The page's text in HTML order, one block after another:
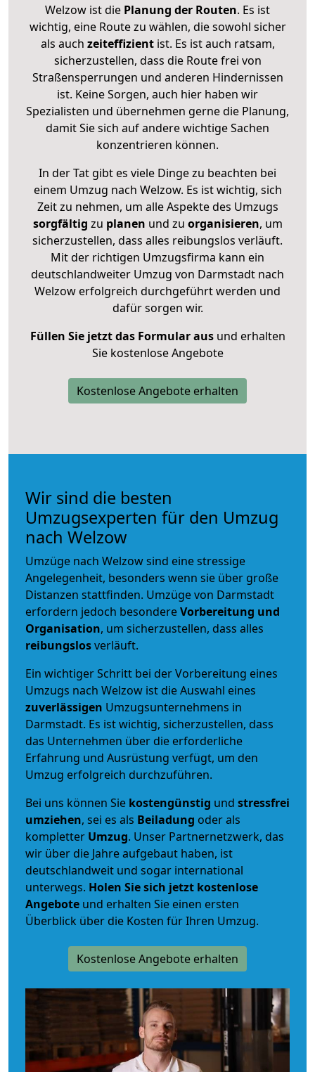
Welzow ist die Planung der Routen. Es ist
wichtig, eine Route zu wählen, die sowohl sicher
als auch zeiteffizientist. Es ist auch ratsam,
sicherzustellen, dass die Route frei von
Straßensperrungen und anderen Hindernissen
ist. Keine Sorgen, auch hier haben wir
Spezialisten und übernehmen gerne die Planung,
damit Sie sich auf andere wichtige Sachen
konzentrieren können.
In der Tat gibt es viele Dinge zu beachten bei
einem Umzug nach Welzow. Es ist wichtig, sich
Zeit zu nehmen, um alle Aspekte des Umzugs
sorgfältig zu planen und zu organisieren, um
sicherzustellen, dass alles reibungslos verläuft.
Mit der richtigen Umzugsfirma kann ein
deutschlandweiter Umzug von Darmstadt nach
Welzow erfolgreich durchgeführt werden und
dafür sorgen wir.
Füllen Sie jetzt das Formular ausund erhalten
Sie kostenlose Angebote
Kostenlose Angebote erhalten
Wir sind die besten
Umzugsexperten für den Umzug
nach Welzow
Umzüge nach Welzow sind eine stressige
Angelegenheit, besonders wenn sie über große
Distanzen stattfinden. Umzüge von Darmstadt
erfordern jedoch besondereVorbereitung und
Organisation, um sicherzustellen, dass alles
reibungslosverläuft.
Ein wichtiger Schritt bei der Vorbereitung eines
Umzugs nach Welzow ist die Auswahl eines
zuverlässigen Umzugsunternehmens in
Darmstadt. Es ist wichtig, sicherzustellen, dass
das Unternehmen über die erforderliche
Erfahrung und Ausrüstung verfügt, um den
Umzug erfolgreich durchzuführen.
Bei uns können Sie kostengünstig und stressfrei
umziehen, sei es als Beiladung oder als
kompletter Umzug. Unser Partnernetzwerk, das
wir über die Jahre aufgebaut haben, ist
deutschlandweit und sogar international
unterwegs. Holen Sie sich jetzt kostenlose
Angebote und erhalten Sie einen ersten
Überblick über die Kosten für Ihren Umzug.
Kostenlose Angebote erhalten